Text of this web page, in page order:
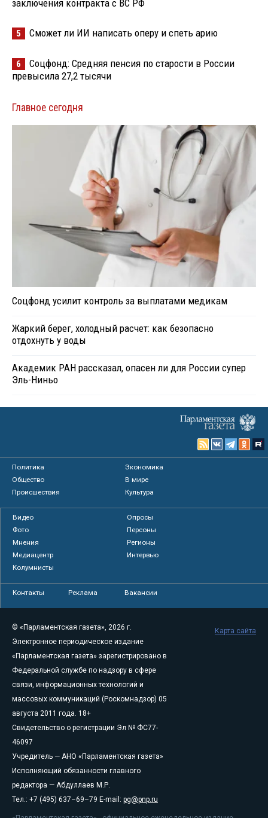
заключения контракта с ВС РФ
5 Сможет ли ИИ написать оперу и спеть арию
6
Соцфонд: Средняя пенсия по старости в России
превысила 27,2 тысячи
Главное сегодня
Соцфонд усилит контроль за выплатами медикам
Жаркий берег, холодный расчет: как безопасно
отдохнуть у воды
Академик РАН рассказал, опасен ли для России супер
Эль-Ниньо
Политика
Экономика
Общество
В мире
Происшествия
Культура
Видео
Опросы
Фото
Персоны
Мнения
Регионы
Медиацентр
Интервью
Колумнисты
Контакты Реклама Вакансии
© «Парламентская газета», 2026 г.
Электронное периодическое издание
«Парламентская газета» зарегистрировано в
Федеральной службе по надзору в сфере
связи, информационных технологий и
массовых коммуникаций (Роскомнадзор) 05
августа 2011 года. 18+
Свидетельство о регистрации Эл № ФС77-
46097
Учредитель — АНО «Парламентская газета»
Исполняющий обязанности главного
редактора — Абдуллаев М.Р.
Тел.: +7 (495) 637–69–79 E-mail: pg@pnp.ru
Карта сайта